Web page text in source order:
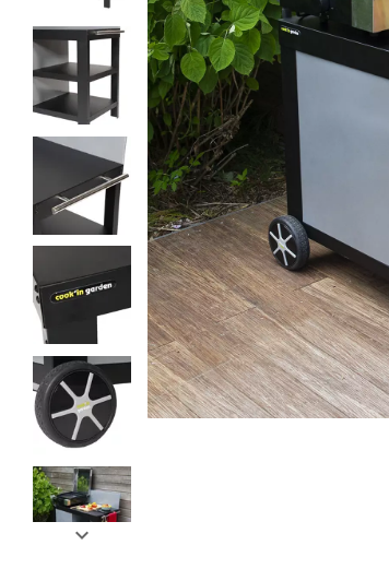
expand_more